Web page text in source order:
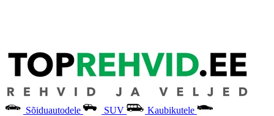
Sõiduautodele SUV
Kaubikutele